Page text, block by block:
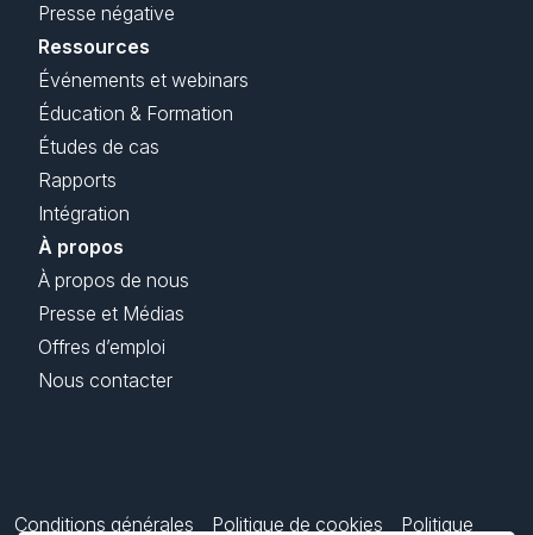
Presse négative
Ressources
Événements et webinars
Éducation & Formation
Études de cas
Rapports
Intégration
À propos
À propos de nous
Presse et Médias
Offres d’emploi
Nous contacter
Conditions générales Politique de cookies Politique